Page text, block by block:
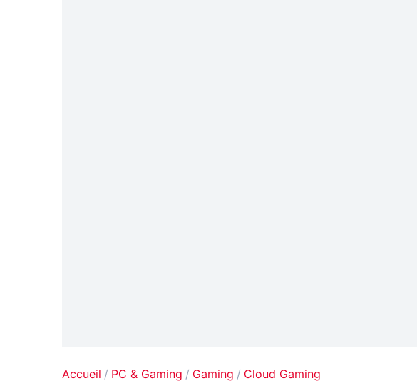
Accueil PC & Gaming Gaming Cloud Gaming